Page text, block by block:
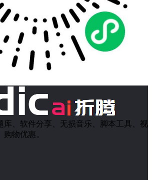
库、软件分享、无损音乐、脚本工具、视
物优惠。